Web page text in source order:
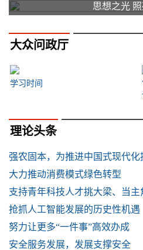
思想之光
大众问政厅
学习时间
理论头条
强农固本，为推进中国式现代化
大力推动消费模式绿色转型
支持青年科技人才挑大梁、当主
抢抓人工智能发展的历史性机遇
努力让更多“一件事”高效办成
安全服务发展，发展支撑安全